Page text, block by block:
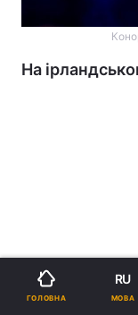
На
ГОЛОВНА
RU
МОВА